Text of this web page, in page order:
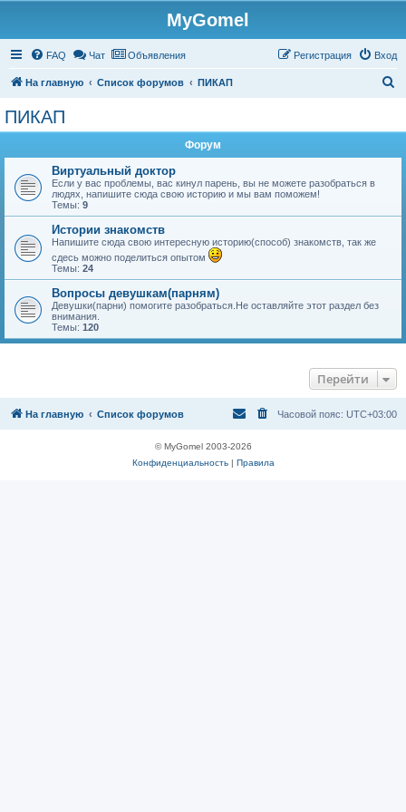
MyGomel
FAQ Чат Объявления Вход
Регистрация
На главную Список форумов ПИКАП
ПИКАП
Форум
Виртуальный доктор
Если у вас проблемы, вас кинул парень, вы не можете разобраться в
людях, напишите сюда свою историю и мы вам поможем!
Темы: 9
Истории знакомств
Напишите сюда свою интересную историю(способ) знакомств, так же
сдесь можно поделиться опытом
Темы: 24
Вопросы девушкам(парням)
Девушки(парни) помогите разобраться.Не оставляйте этот раздел без
внимания.
Темы: 120
Перейти
На главную Список форумов Часовой пояс: UTC+03:00
© MyGomel 2003-2026
Конфиденциальность| Правила